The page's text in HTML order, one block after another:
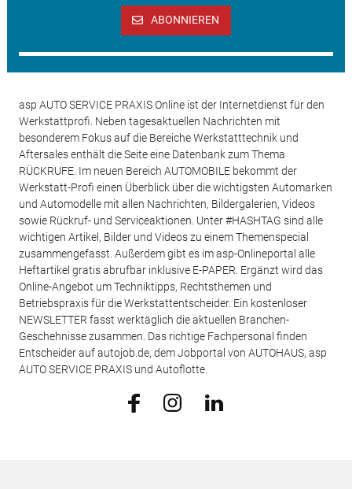
ABONNIEREN
asp AUTO SERVICE PRAXIS Online ist der Internetdienst für den
Werkstattprofi. Neben tagesaktuellen Nachrichten mit
besonderem Fokus auf die Bereiche Werkstatttechnik und
Aftersales enthält die Seite eine Datenbank zum Thema
RÜCKRUFE. Im neuen Bereich AUTOMOBILE bekommt der
Werkstatt-Profi einen Überblick über die wichtigsten Automarken
und Automodelle mit allen Nachrichten, Bildergalerien, Videos
sowie Rückruf- und Serviceaktionen. Unter #HASHTAG sind alle
wichtigen Artikel, Bilder und Videos zu einem Themenspecial
zusammengefasst. Außerdem gibt es im asp-Onlineportal alle
Heftartikel gratis abrufbar inklusive E-PAPER. Ergänzt wird das
Online-Angebot um Techniktipps, Rechtsthemen und
Betriebspraxis für die Werkstattentscheider. Ein kostenloser
NEWSLETTER fasst werktäglich die aktuellen Branchen-
Geschehnisse zusammen. Das richtige Fachpersonal finden
Entscheider auf autojob.de, dem Jobportal von AUTOHAUS, asp
AUTO SERVICE PRAXIS und Autoflotte.